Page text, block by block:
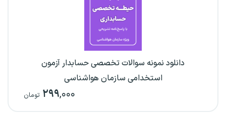
دانلود نمونه سوالات تخصصی حسابدار آزمون
استخدامی سازمان هواشناسی
۲۹۹,۰۰۰ تومان